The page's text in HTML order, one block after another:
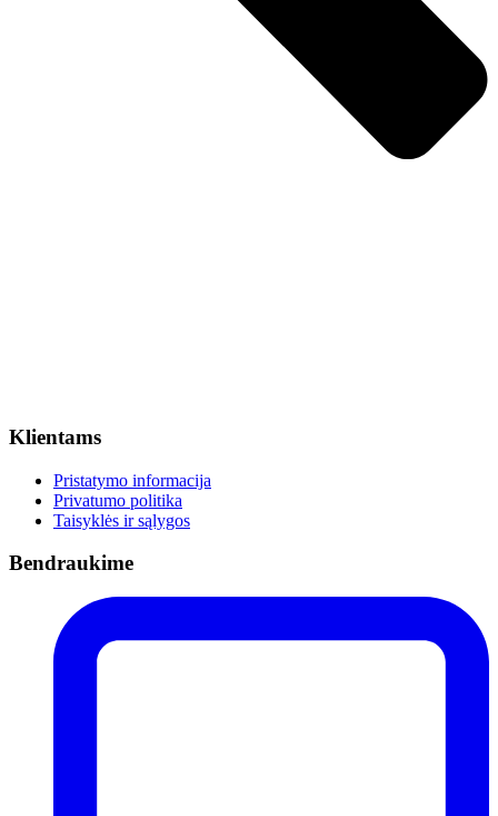
Klientams
Pristatymo informacija
Privatumo politika
Taisyklės ir sąlygos
Bendraukime